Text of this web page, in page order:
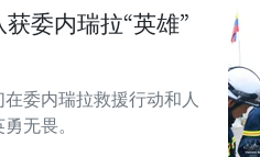
委内瑞拉“英雄”
委内瑞拉救援行动和人
无畏。